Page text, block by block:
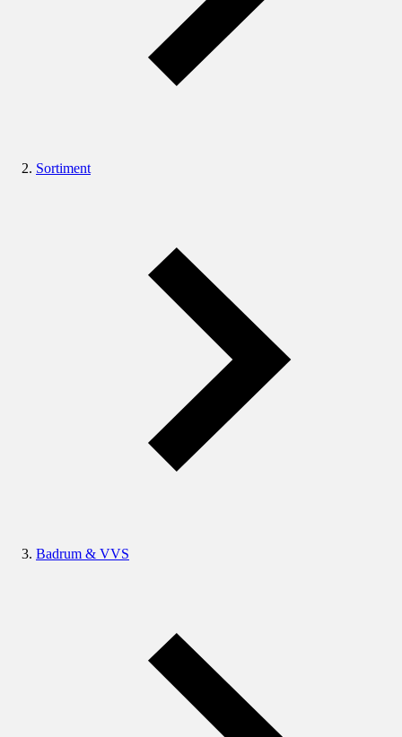
Sortiment
Badrum & VVS